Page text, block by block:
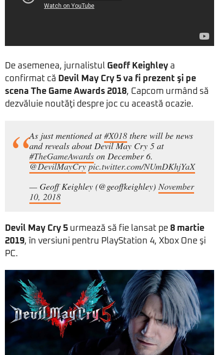
De asemenea, jurnalistul Geoff Keighley a
confirmat că Devil May Cry 5 va fi prezent şi pe
scena The Game Awards 2018, Capcom urmând să
dezvăluie noutăţi despre joc cu această ocazie.
As just mentioned at#X018 there will be news
and reveals about Devil May Cry 5 at
#TheGameAwards on December 6.
@DevilMayCry pic.twitter.com/NUmDKhjYaX
— Geoff Keighley (@geoffkeighley) November
10, 2018
Devil May Cry 5 urmează să fie lansat pe 8 martie
2019, în versiuni pentru PlayStation 4, Xbox One şi
PC.